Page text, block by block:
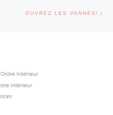
OUVREZ LES VANNES!
Intérieur
intérieur